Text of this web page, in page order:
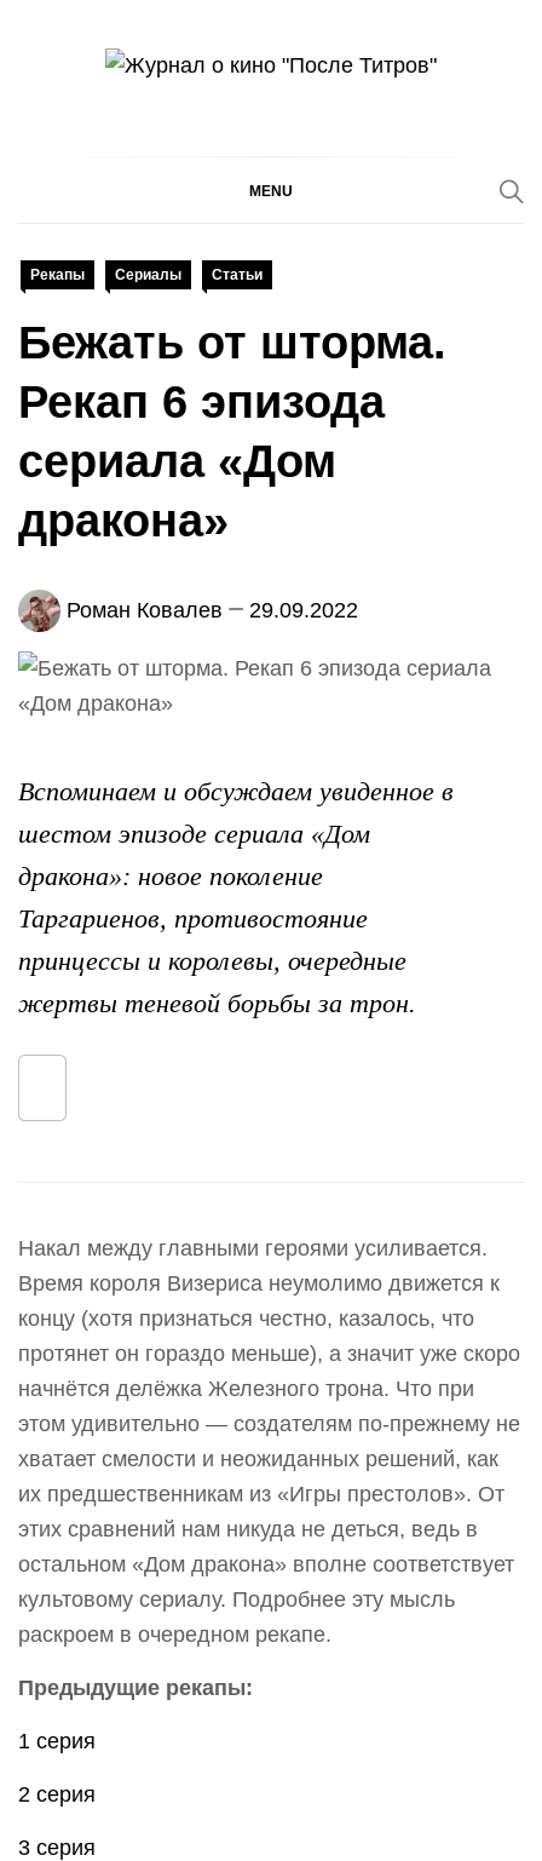
MENU
Рекапы Сериалы Статьи
Бежать от шторма.
Рекап 6 эпизода
сериала «Дом
дракона»
Роман Ковалев 29.09.2022
Вспоминаем и обсуждаем увиденное в
шестом эпизоде сериала «Дом
дракона»: новое поколение
Таргариенов, противостояние
принцессы и королевы, очередные
жертвы теневой борьбы за трон.
Накал между главными героями усиливается.
Время короля Визериса неумолимо движется к
концу (хотя признаться честно, казалось, что
протянет он гораздо меньше), а значит уже скоро
начнётся делёжка Железного трона. Что при
этом удивительно — создателям по-прежнему не
хватает смелости и неожиданных решений, как
их предшественникам из «Игры престолов». От
этих сравнений нам никуда не деться, ведь в
остальном «Дом дракона» вполне соответствует
культовому сериалу. Подробнее эту мысль
раскроем в очередном рекапе.
Предыдущие рекапы:
1 серия
2 серия
3 серия